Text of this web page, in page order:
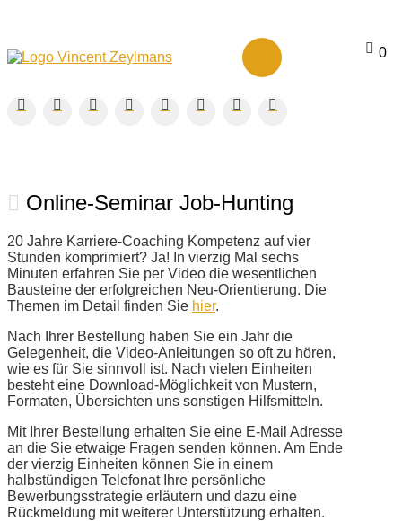
0
Online-Seminar Job-Hunting
20 Jahre Karriere-Coaching Kompetenz auf vier
Stunden komprimiert? Ja! In vierzig Mal sechs
Minuten erfahren Sie per Video die wesentlichen
Bausteine der erfolgreichen Neu-Orientierung. Die
Themen im Detail finden Sie hier.
Nach Ihrer Bestellung haben Sie ein Jahr die
Gelegenheit, die Video-Anleitungen so oft zu hören,
wie es für Sie sinnvoll ist. Nach vielen Einheiten
besteht eine Download-Möglichkeit von Mustern,
Formaten, Übersichten uns sonstigen Hilfsmitteln.
Mit Ihrer Bestellung erhalten Sie eine E-Mail Adresse
an die Sie etwaige Fragen senden können. Am Ende
der vierzig Einheiten können Sie in einem
halbstündigen Telefonat Ihre persönliche
Bewerbungsstrategie erläutern und dazu eine
Rückmeldung mit weiterer Unterstützung erhalten.